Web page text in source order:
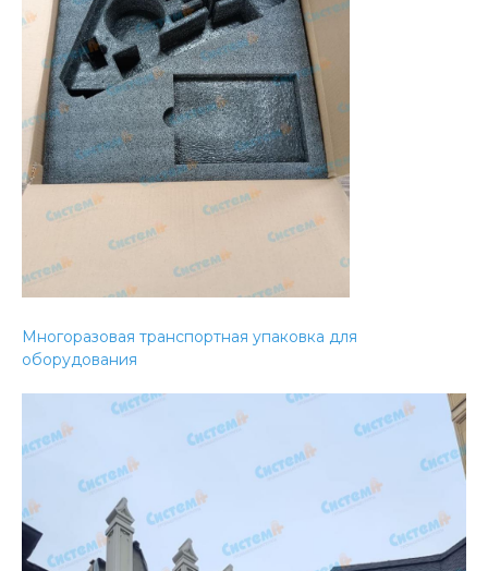
Многоразовая транспортная упаковка для
оборудования